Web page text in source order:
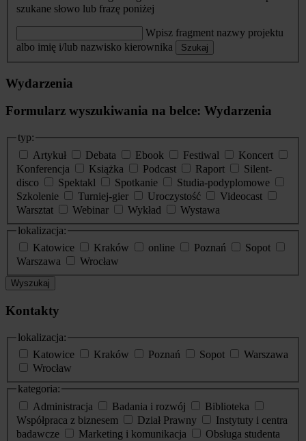
szukane słowo lub frazę poniżej
Wpisz fragment nazwy projektu
albo imię i/lub nazwisko kierownika
Szukaj
Wydarzenia
Formularz wyszukiwania na belce: Wydarzenia
typ:
Artykuł
Debata Ebook Festiwal
Koncert
Konferencja
Książka Podcast Raport
Silent-
disco
Spektakl Spotkanie
Studia-podyplomowe
Szkolenie
Turniej-gier Uroczystość
Videocast
Warsztat
Webinar Wykład
Wystawa
lokalizacja:
Katowice
Kraków online Poznań
Sopot
Warszawa
Wrocław
Wyszukaj
Kontakty
lokalizacja:
Katowice
Kraków Poznań Sopot
Warszawa
Wrocław
kategoria:
Administracja
Badania i rozwój
Biblioteka
Współpraca z biznesem
Dział Prawny
Instytuty i centra
badawcze
Marketing i komunikacja
Obsługa studenta